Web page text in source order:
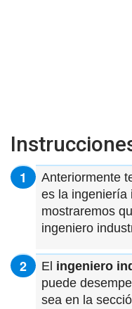
Anteriormente
es la ingeniería
mostraremos
ingeniero
El ingeniero
puede
sea en la